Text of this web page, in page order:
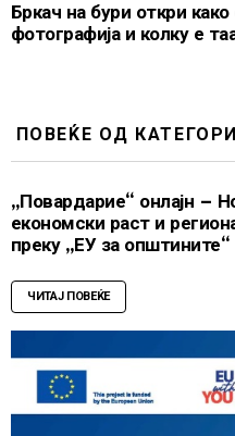
Бркач на бури откри
фотографија и колку е
ПОВЕЌЕ ОД
„Повардарие“ онлајн –
економски раст и
преку „ЕУ за општините“
ЧИТАЈ ПОВЕЌЕ